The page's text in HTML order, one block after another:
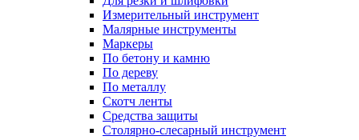
Измерительный инструмент
Малярные инструменты
Маркеры
По бетону и камню
По дереву
По металлу
Скотч ленты
Средства защиты
Столярно-слесарный инструмент